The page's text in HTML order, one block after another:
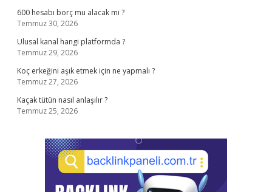
600 hesabı borç mu alacak mı ?
Temmuz 30, 2026
Ulusal kanal hangi platformda ?
Temmuz 29, 2026
Koç erkeğini aşık etmek için ne yapmalı ?
Temmuz 27, 2026
Kaçak tütün nasıl anlaşılır ?
Temmuz 25, 2026